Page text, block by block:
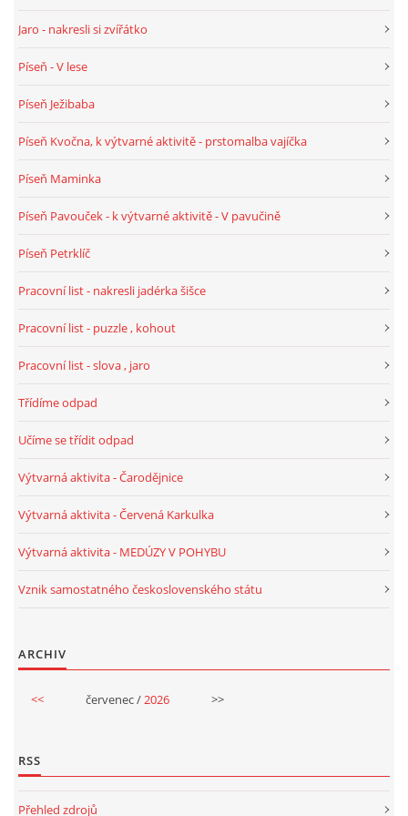
PÍSNĚ K TÉMATU JARO
POHYBOVÉ AKTIVITY NA TÉMA JARO
BÁSNĚ K TÉMATU LÉTO
PÍSNĚ K TÉMATU PODZIM
POHYBOVÉ AKTIVITY NA TÉMA PODZIM
BÁSNĚ K TÉMATU ZIMA
VZDĚLÁVACÍ PLÁN OD ZÁŘÍ DO ČERVNA
Jaro - nakresli si zvířátko
Píseň - V lese
Píseň Ježibaba
Píseň Kvočna, k výtvarné aktivitě - prstomalba vajíčka
Píseň Maminka
Píseň Pavouček - k výtvarné aktivitě - V pavučině
Píseň Petrklíč
Pracovní list - nakresli jadérka šišce
Pracovní list - puzzle , kohout
Pracovní list - slova , jaro
Třídíme odpad
Učíme se třídit odpad
Výtvarná aktivita - Čarodějnice
Výtvarná aktivita - Červená Karkulka
Výtvarná aktivita - MEDÚZY V POHYBU
Vznik samostatného československého státu
ARCHIV
<< červenec /2026 >>
RSS
Přehled zdrojů